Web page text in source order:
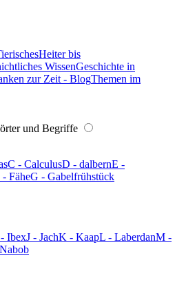
Heiter bis
WissenGeschichte in
zur Zeit - BlogThemen im
und Begriffe
C - CalculusD - dalbernE -
- FäheG - Gabelfrühstück
IbexJ - JachK - KaapL - LaberdanM -